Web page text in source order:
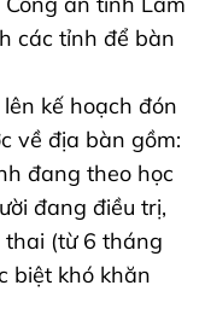
các tỉnh để bàn
kế hoạch đón
về địa bàn gồm:
đang theo học
đang điều trị,
thai (từ 6 tháng
biệt khó khăn